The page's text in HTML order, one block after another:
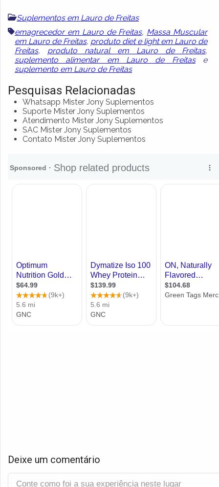
Suplementos em Lauro de Freitas
emagrecedor em Lauro de Freitas, Massa Muscular
em Lauro de Freitas, produto diet e light em Lauro de
Freitas, produto natural em Lauro de Freitas,
suplemento alimentar em Lauro de Freitase
suplemento em Lauro de Freitas
Pesquisas Relacionadas
Whatsapp Mister Jony Suplementos
Suporte Mister Jony Suplementos
Atendimento Mister Jony Suplementos
SAC Mister Jony Suplementos
Contato Mister Jony Suplementos
Deixe um comentário